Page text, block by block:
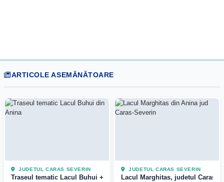
ARTICOLE ASEMĂNĂTOARE
JUDETUL CARAS SEVERIN
Traseul tematic Lacul Buhui + Pestera Buhui, jud Caras
JUDETUL CARAS SEVERIN
Lacul Marghitas, judetul Caras-